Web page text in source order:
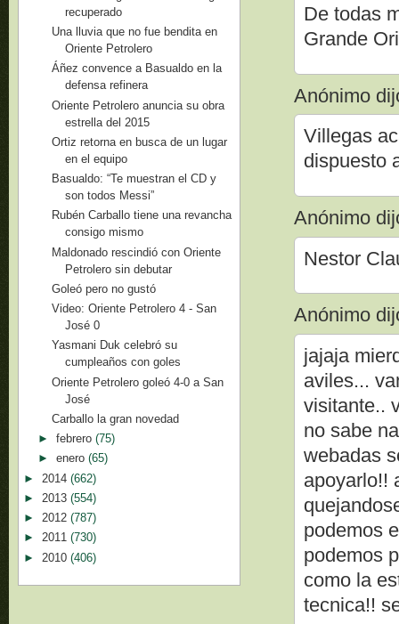
De todas
Grande
Anónimo
Villegas
dispuesto
Anónimo
Nestor
Anónimo
jajaja
aviles...
visitante..
no sabe
webadas
apoyarlo!!
podemos
podemos
como la
tecnica!!
recuperado
Una lluvia que no fue bendita en
Oriente Petrolero
Áñez convence a Basualdo en la
defensa refinera
Oriente Petrolero anuncia su obra
estrella del 2015
Ortiz retorna en busca de un lugar
en el equipo
Basualdo: “Te muestran el CD y
son todos Messi”
Rubén Carballo tiene una revancha
consigo mismo
Maldonado rescindió con Oriente
Petrolero sin debutar
Goleó pero no gustó
Video: Oriente Petrolero 4 - San
José 0
Yasmani Duk celebró su
cumpleaños con goles
Oriente Petrolero goleó 4-0 a San
José
Carballo la gran novedad
► febrero (75)
► enero (65)
► 2014 (662)
► 2013 (554)
► 2012 (787)
► 2011 (730)
► 2010 (406)